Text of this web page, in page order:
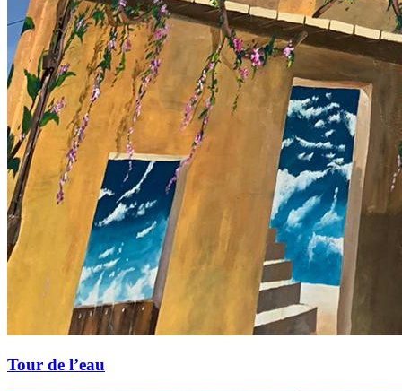
Tour de l’eau